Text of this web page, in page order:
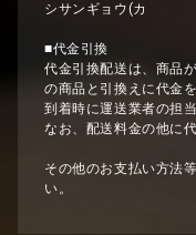
シサンギョウ(カ
■代金引換
代金引換配送は、商品
の商品と引換えに代金
到着時に運送業者の担
なお、配送料金の他に
その他のお支払い方法
い。